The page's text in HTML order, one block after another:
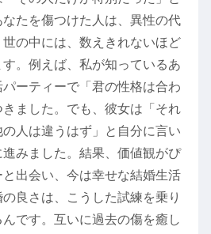
たを傷つけた人は、異性の代
の中には、数えきれないほど
。例えば、私が知っているあ
ーティーで「君の性格は合わ
ました。でも、彼女は「それ
人は違うはず」と自分に言い
みました。結果、価値観がぴ
出会い、今は幸せな結婚生活
良さは、こうした試練を乗り
です。互いに過去の傷を癒し